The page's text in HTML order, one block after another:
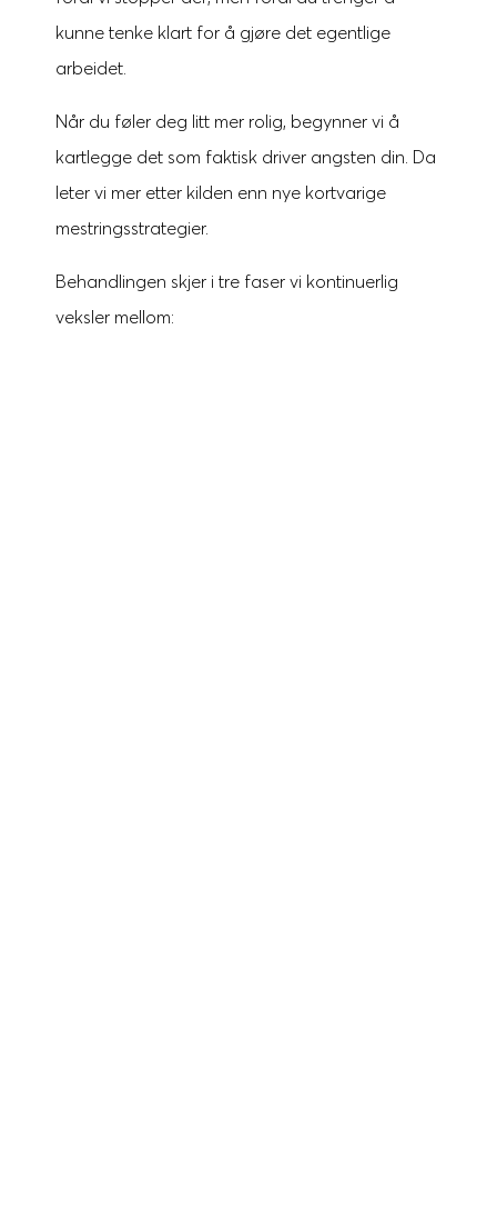
kunne tenke klart for å gjøre det egentlige
arbeidet.
Når du føler deg litt mer rolig, begynner vi å
kartlegge det som faktisk driver angsten din. Da
leter vi mer etter kilden enn nye kortvarige
mestringsstrategier.
Behandlingen skjer i tre faser vi kontinuerlig
veksler mellom: